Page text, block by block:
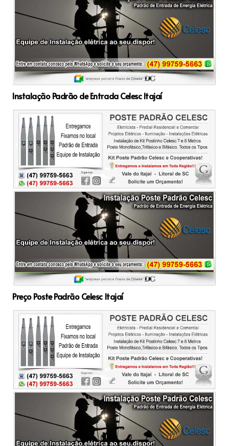
Instalação Padrão de Entrada Celesc Itajaí
Preço Poste Padrão Celesc Itajaí